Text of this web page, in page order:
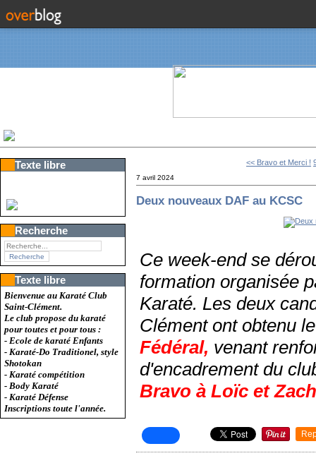
Texte libre
Recherche
Texte libre
Bienvenue au Karaté Club
Saint-Clément.
Le club propose du karaté
pour toutes et pour tous :
- Ecole de karaté Enfants
- Karaté-Do Traditionel, style
Shotokan
- Karaté compétition
- Body Karaté
- Karaté Défense
Inscriptions toute l'année.
<< Bravo et Merci !
7 avril 2024
Deux nouveaux DAF au KCSC
Ce week-end se
formation organisée
Karaté. Les deux
Clément ont obtenu
Fédéral, venant
d'encadrement du
Bravo à Loïc et